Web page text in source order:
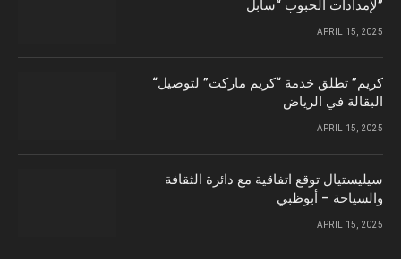
لإمدادات الحبوب “سابل”
APRIL 15, 2025
“كريم” تطلق خدمة “كريم ماركت” لتوصيل
البقالة في الرياض
APRIL 15, 2025
سيليستيال توقع اتفاقية مع دائرة الثقافة
والسياحة – أبوظبي
APRIL 15, 2025